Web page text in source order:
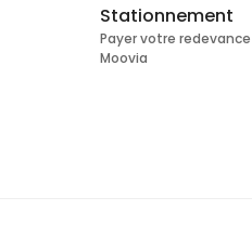
Stationnement
Payer votre redevance
Moovia